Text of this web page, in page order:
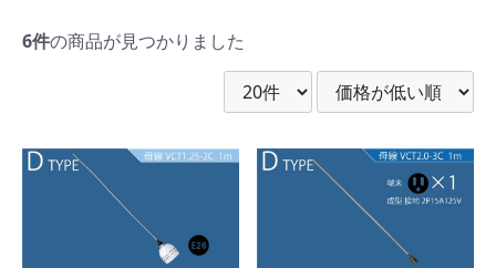
6件の商品が見つかりました